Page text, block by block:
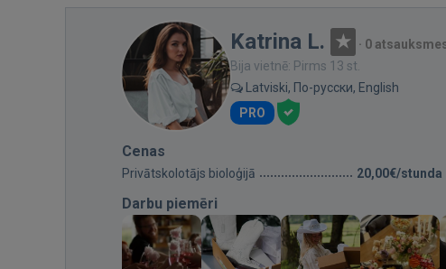
Katrina L. · 0
Bija vietnē: Pirms 13 st.
Latviski, По-русски, English
PRO
Cenas
Privātskolotājs bioloģijā 20,00€/stunda
Darbu piemēri